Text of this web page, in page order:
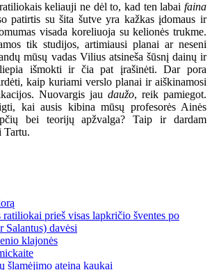
keliauji ne dėl to, kad ten labai faina
patirtis su šita šutve yra kažkas įdomaus ir
visada koreliuoja su kelionės trukme.
tik studijos, artimiausi planai ar neseni
mūsų vadas Vilius atsineša šūsnį dainų ir
liepia išmokti ir čia pat įrašinėti. Dar pora
kaip kuriami verslo planai ir aiškinamosi
Nuovargis jau daužo, reik pamiegot.
kai ausis kibina mūsų profesorės Ainės
bei teorijų apžvalga? Taip ir dardam
Tartu.
ratiliokai prieš visas lapkričio šventes po
Salantus) davėsi
klajonės
šlamėjimo ateina kaukai